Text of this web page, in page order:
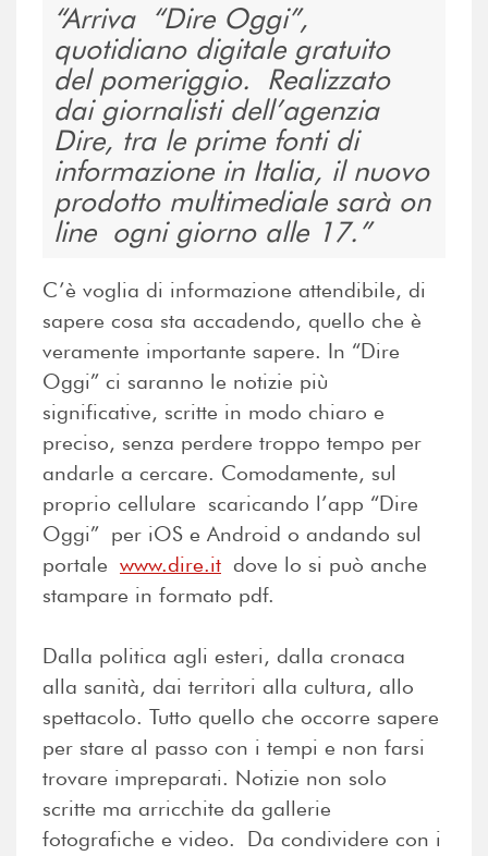
Arriva “Dire Oggi”,
quotidiano digitale gratuito
del pomeriggio. Realizzato
dai giornalisti dell’agenzia
Dire, tra le prime fonti di
informazione in Italia, il nuovo
prodotto multimediale sarà on
line ogni giorno alle 17.
C’è voglia di informazione attendibile, di
sapere cosa sta accadendo, quello che è
veramente importante sapere. In “Dire
Oggi” ci saranno le notizie più
significative, scritte in modo chiaro e
preciso, senza perdere troppo tempo per
andarle a cercare. Comodamente, sul
proprio cellulare scaricando l’app “Dire
Oggi” per iOS e Android o andando sul
portale www.dire.it dove lo si può anche
stampare in formato pdf.
Dalla politica agli esteri, dalla cronaca
alla sanità, dai territori alla cultura, allo
spettacolo. Tutto quello che occorre sapere
per stare al passo con i tempi e non farsi
trovare impreparati. Notizie non solo
scritte ma arricchite da gallerie
fotografiche e video. Da condividere con i